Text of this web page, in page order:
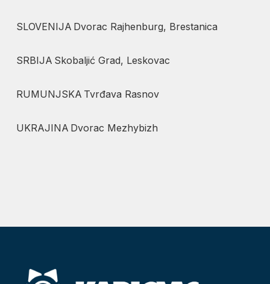
SLOVENIJA Dvorac Rajhenburg, Brestanica
SRBIJA Skobaljić Grad, Leskovac
RUMUNJSKA Tvrđava Rasnov
UKRAJINA Dvorac Mezhybizh